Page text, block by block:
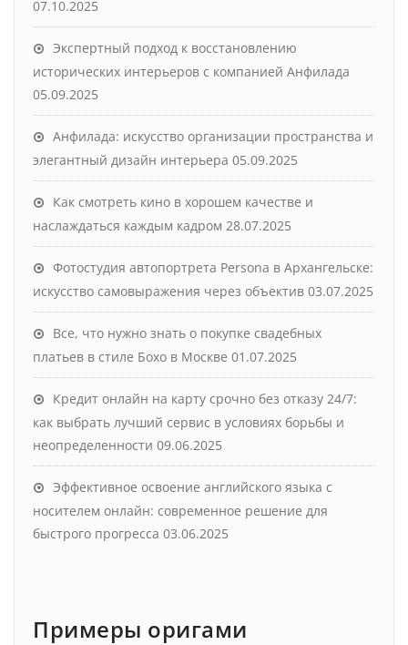
07.10.2025
Экспертный подход к восстановлению
исторических интерьеров с компанией Анфилада
05.09.2025
Анфилада: искусство организации пространства и
элегантный дизайн интерьера 05.09.2025
Как смотреть кино в хорошем качестве и
наслаждаться каждым кадром 28.07.2025
Фотостудия автопортрета Persona в Архангельске:
искусство самовыражения через объектив 03.07.2025
Все, что нужно знать о покупке свадебных
платьев в стиле Бохо в Москве 01.07.2025
Кредит онлайн на карту срочно без отказу 24/7:
как выбрать лучший сервис в условиях борьбы и
неопределенности 09.06.2025
Эффективное освоение английского языка с
носителем онлайн: современное решение для
быстрого прогресса 03.06.2025
Примеры оригами